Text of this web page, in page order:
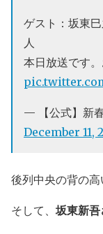
ゲスト：坂東
人
本日放送です
— 【公式】新
December 11,
後列中央の背の高
そして、 坂東新吾